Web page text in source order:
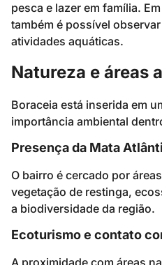
pesca e lazer em família.
também é possível
atividades aquáticas.
Natureza e áreas
Boraceia está inserida em
importância ambiental
Presença da Mata
O bairro é cercado por
vegetação de restinga,
a biodiversidade da região.
Ecoturismo e contato